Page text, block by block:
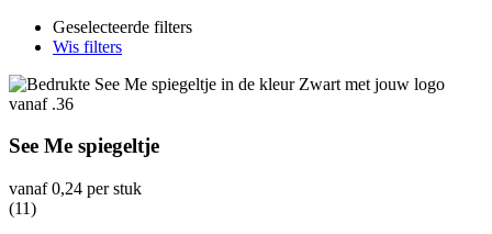
Geselecteerde filters
Wis filters
See Me spiegeltje
vanaf0,24 per stuk
(11)